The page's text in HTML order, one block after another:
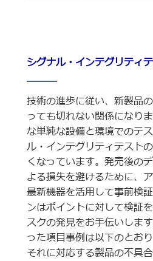
シグナル・インテグリティ
技術の進歩に従い、新製品
っても切れない関係になり
な単純な設備と環境でのテ
ル・インテグリティテスト
くなっています。発売後の
よる損失を避けるために、
最新機器を活用して事前検
ンはポイントに対して検証
スクの発見をお手伝いしま
った項目事例は以下のとお
それに対応する製品の不具